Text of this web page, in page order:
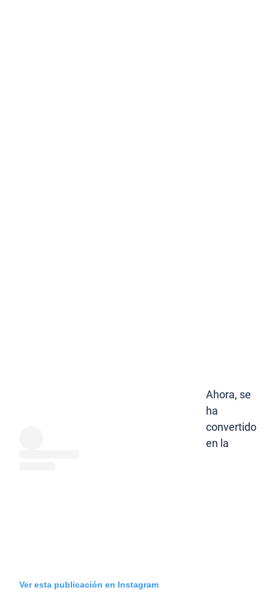
Ver esta publicación en Instagram
Ahora, se
ha
convertido
en la